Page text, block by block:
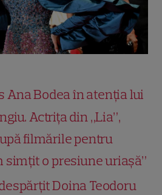
Ana Bodea în atenția lui
Actrița din „Lia”,
filmările pentru
simțit o presiune uriașă”
Doina Teodoru